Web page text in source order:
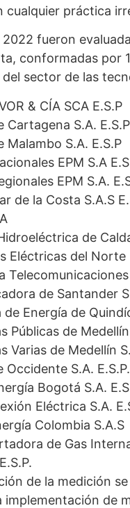
cualquier práctica
2022 fueron
conformadas por
del sector de las
& CÍA SCA E.S.P
Cartagena S.A. E.S.P
Malambo S.A. E.S.P
EPM S.A
EPM S.A.
de la Costa S.A.S
de
Eléctricas del Norte
Telecomunicaciones
de Santander
de Energía de
Públicas de Medellín
Varias de Medellín
Occidente S.A. E.S.P.
Bogotá S.A.
Eléctrica S.A.
Colombia S.A.S
de Gas
de la medición
implementación de